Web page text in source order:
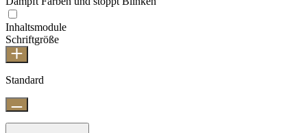
Inhaltsmodule
Schriftgröße
Standard